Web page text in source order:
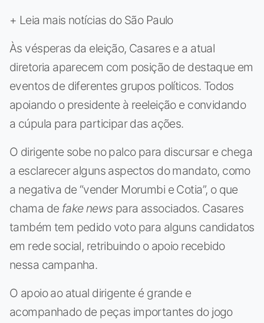
+ Leia mais notícias do São Paulo
Às vésperas da eleição, Casares e a atual
diretoria aparecem com posição de destaque em
eventos de diferentes grupos políticos. Todos
apoiando o presidente à reeleição e convidando
a cúpula para participar das ações.
O dirigente sobe no palco para discursar e chega
a esclarecer alguns aspectos do mandato, como
a negativa de “vender Morumbi e Cotia”, o que
chama de fake news para associados. Casares
também tem pedido voto para alguns candidatos
em rede social, retribuindo o apoio recebido
nessa campanha.
O apoio ao atual dirigente é grande e
acompanhado de peças importantes do jogo